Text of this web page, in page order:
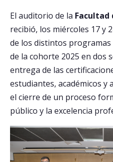
El auditorio de la Facultad
recibió, los miércoles 17 y
de los distintos
de la cohorte 2025 en dos
entrega de las
estudiantes, académicos
el cierre de un proceso
público y la excelencia